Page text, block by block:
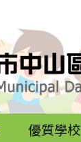
優質學校